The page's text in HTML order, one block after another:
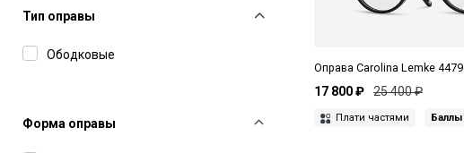
Тип оправы
Ободковые
Форма оправы
Оправа Carolina Lemke 4479
17 800 ₽ 25 400 ₽
Плати частями Баллы